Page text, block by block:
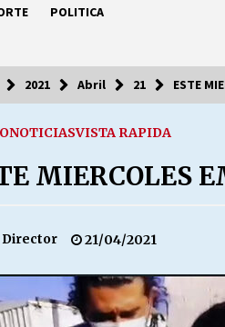
POLITICA
luz… ¿Y cuándo van a bajar?
03/08/2026
MUNICIPALIDAD,
CLIMA LABORAL:
VOLVER A SER ALTERNATIVA
2021 Abril 21 ESTE
VISTA RAPIDA
MIERCOLES
Director 21/04/2021